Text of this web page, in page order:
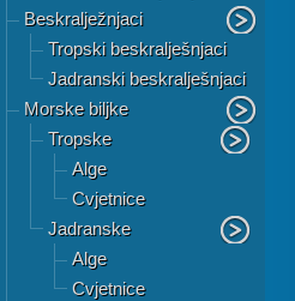
Beskralježnjaci
Tropski beskralješnjaci
Jadranski beskralješnjaci
Morske biljke
Tropske
Alge
Cvjetnice
Jadranske
Alge
Cvjetnice